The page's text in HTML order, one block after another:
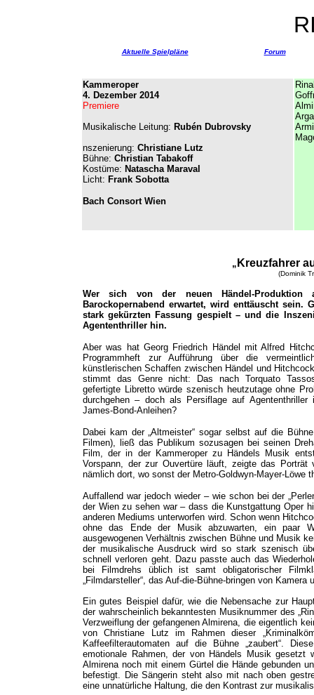
Aktuelle Spielpläne Forum
Kammeroper
4. Dezember 2014
Premiere
Musikalische Leitung: Rubén Dubrovsky
nszenierung: Christiane Lutz
Bühne: Christian Tabakoff
Kostüme: Natascha Maraval
Licht: Frank Sobotta
Bach Consort Wien
„ Kreuzfahrer
(Dominik
Wer sich von der neuen Händel-Produktion
Barockopernabend erwartet, wird enttäuscht
stark gekürzten Fassung gespielt – und die
Agententhriller hin.
Aber was hat Georg Friedrich Händel mit Alfred
Programmheft zur Aufführung über die
künstlerischen Schaffen zwischen Händel und
stimmt das Genre nicht: Das nach Torquato
gefertigte Libretto würde szenisch heutzutage ohne
durchgehen – doch als Persiflage auf
James-Bond-Anleihen?
Dabei kam der „Altmeister“ sogar selbst auf die
Filmen), ließ das Publikum sozusagen bei seinen
Film, der in der Kammeroper zu Händels Musik
Vorspann, der zur Ouvertüre läuft, zeigte das
nämlich dort, wo sonst der Metro-Goldwyn-Mayer-Löwe
Auffallend war jedoch wieder – wie schon bei der
der Wien zu sehen war – dass die Kunstgattung Oper
anderen Mediums unterworfen wird. Schon wenn
ohne das Ende der Musik abzuwarten, ein paar
ausgewogenen Verhältnis zwischen Bühne und Musik
der musikalische Ausdruck wird so stark szenisch
schnell verloren geht. Dazu passte auch das
bei Filmdrehs üblich ist samt obligatorischer
„Filmdarsteller“, das Auf-die-Bühne-bringen von Kamera
Ein gutes Beispiel dafür, wie die Nebensache zur
der wahrscheinlich bekanntesten Musiknummer des
Verzweiflung der gefangenen Almirena, die eigentlich
von Christiane Lutz im Rahmen dieser
Kaffeefilterautomaten auf die Bühne „zaubert“.
emotionale Rahmen, der von Händels Musik gesetzt
Almirena noch mit einem Gürtel die Hände gebunden
befestigt. Die Sängerin steht also mit nach oben
eine unnatürliche Haltung, die den Kontrast zur